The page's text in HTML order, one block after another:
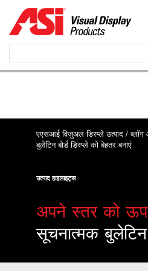
एएसआई विज़ुअल डिस्प्ले उत्पाद /ब्लॉग
बुलेटिन बोर्ड डिस्प्ले को बेहतर बनाएं
उत्पाद हाइलाइट्स
अपने स्तर को
सूचनात्मक बुलेटिन